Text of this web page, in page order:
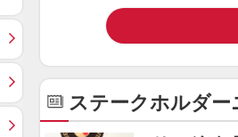
ステークホルダー